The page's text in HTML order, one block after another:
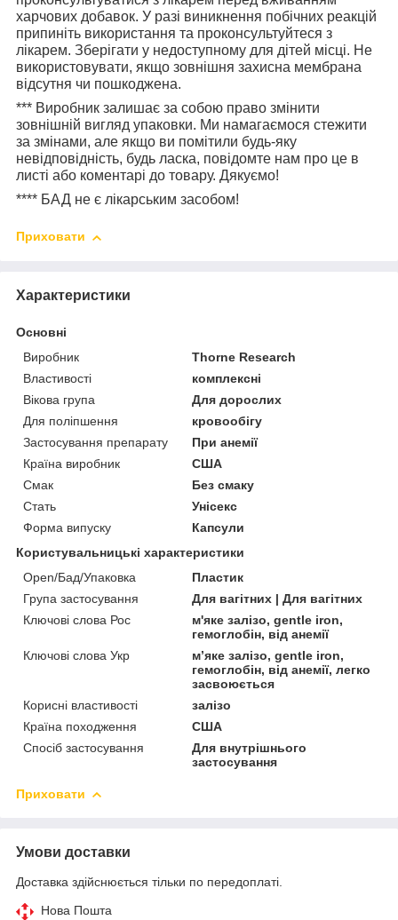
харчових добавок. У разі виникнення побічних реакцій
припиніть використання та проконсультуйтеся з
лікарем. Зберігати у недоступному для дітей місці. Не
використовувати, якщо зовнішня захисна мембрана
відсутня чи пошкоджена.
*** Виробник залишає за собою право змінити
зовнішній вигляд упаковки. Ми намагаємося стежити
за змінами, але якщо ви помітили будь-яку
невідповідність, будь ласка, повідомте нам про це в
листі або коментарі до товару. Дякуємо!
**** БАД не є лікарським засобом!
Приховати
Характеристики
Основні
Виробник
Thorne Research
Властивості
комплексні
Вікова група
Для дорослих
Для поліпшення
кровообігу
Застосування препарату
При анемії
Країна виробник
США
Смак
Без смаку
Стать
Унісекс
Форма випуску
Капсули
Користувальницькі характеристики
Open/Бад/Упаковка
Пластик
Група застосування
Для вагітних | Для вагітних
Ключові слова Рос
м'яке залізо, gentle iron,
гемоглобін, від анемії
Ключові слова Укр
м’яке залізо, gentle iron,
гемоглобін, від анемії, легко
засвоюється
Корисні властивості
залізо
Країна походження
США
Спосіб застосування
Для внутрішнього
застосування
Приховати
Умови доставки
Доставка здійснюється тільки по передоплаті.
Нова Пошта